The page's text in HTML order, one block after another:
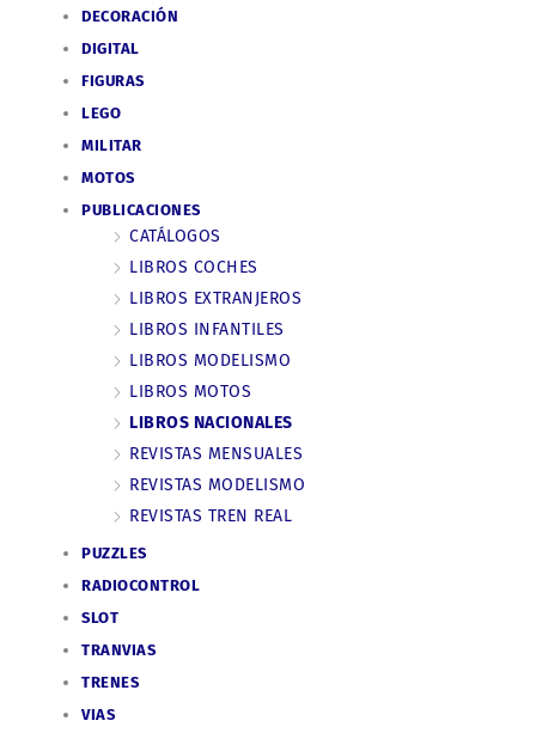
DECORACIÓN
DIGITAL
FIGURAS
LEGO
MILITAR
MOTOS
PUBLICACIONES
CATÁLOGOS
LIBROS COCHES
LIBROS EXTRANJEROS
LIBROS INFANTILES
LIBROS MODELISMO
LIBROS MOTOS
LIBROS NACIONALES
REVISTAS MENSUALES
REVISTAS MODELISMO
REVISTAS TREN REAL
PUZZLES
RADIOCONTROL
SLOT
TRANVIAS
TRENES
VIAS